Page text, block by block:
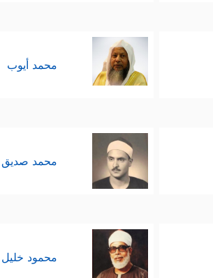
محمد أيوب
محمد صديق
محمود